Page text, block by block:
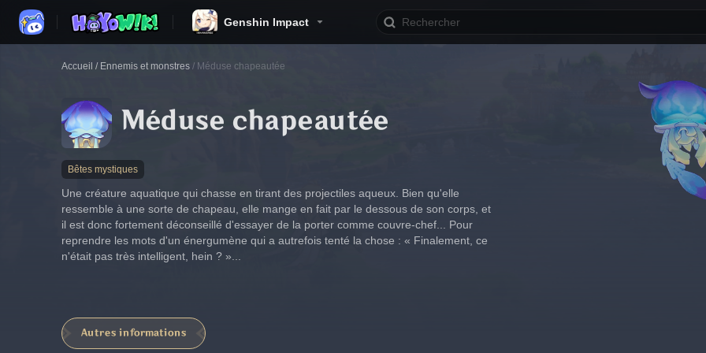
Genshin Impact
Accueil / Ennemis et monstres / Méduse chapeautée
Méduse chapeautée
Bêtes mystiques
Une créature aquatique qui chasse en tirant des projectiles aqueux. Bien qu'elle
ressemble à une sorte de chapeau, elle mange en fait par le dessous de son corps, et
il est donc fortement déconseillé d'essayer de la porter comme couvre-chef... Pour
reprendre les mots d'un énergumène qui a autrefois tenté la chose : « Finalement, ce
n'était pas très intelligent, hein ? »...
Autres informations